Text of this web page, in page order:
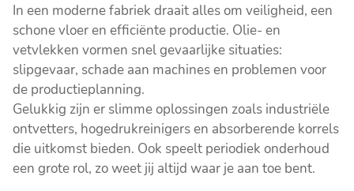
In een moderne fabriek draait alles om veiligheid, een
schone vloer en efficiënte productie. Olie- en
vetvlekken vormen snel gevaarlijke situaties:
slipgevaar, schade aan machines en problemen voor
de productieplanning.
Gelukkig zijn er slimme oplossingen zoals industriële
ontvetters, hogedrukreinigers en absorberende korrels
die uitkomst bieden. Ook speelt periodiek onderhoud
een grote rol, zo weet jij altijd waar je aan toe bent.